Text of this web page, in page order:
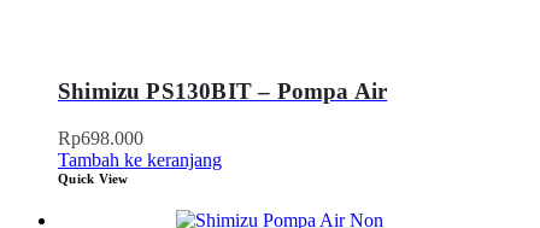
Shimizu PS130BIT – Pompa Air
Rp698.000
Tambah ke keranjang
Quick View